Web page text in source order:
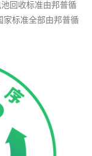
回收标准由邦普循
标准全部由邦普循